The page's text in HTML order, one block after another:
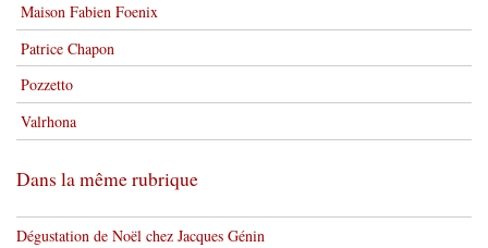
Maison Fabien Foenix
Patrice Chapon
Pozzetto
Valrhona
Dans la même rubrique
Dégustation de Noël chez Jacques Génin